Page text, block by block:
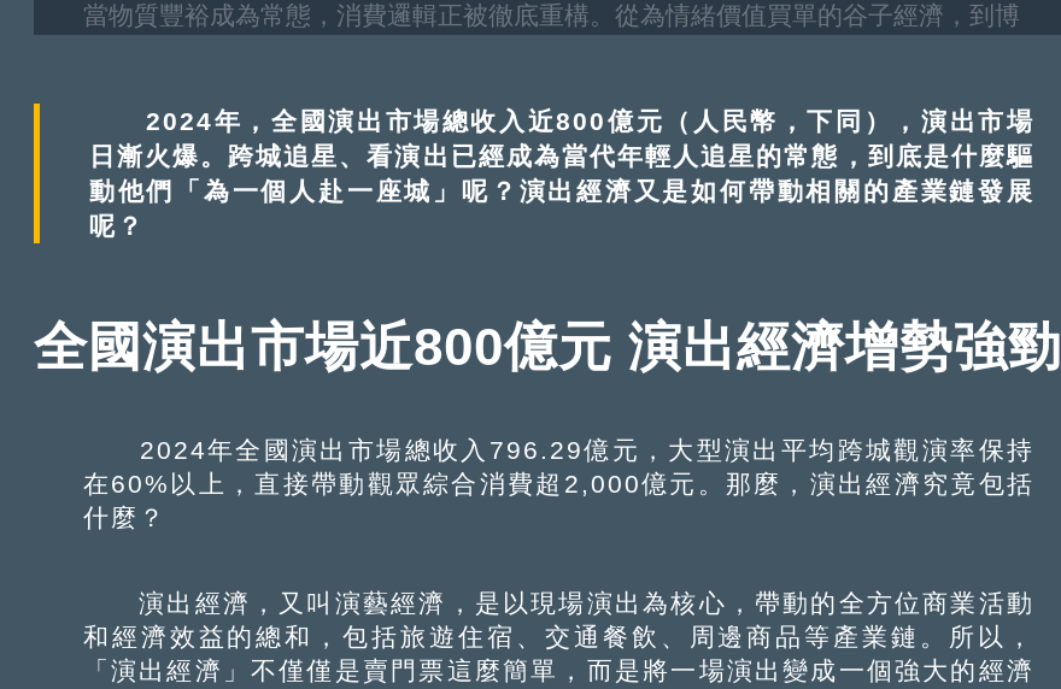
當物質豐裕成為常態，消費邏輯正被徹底重構。從為情緒價值買單的谷子經濟，到博
正重新定義這個時代的消費風景。
2024年，全國演出市場總收入近800億元（人民幣，下同），演出市場
日漸火爆。跨城追星、看演出已經成為當代年輕人追星的常態，到底是什麼驅
動他們「為一個人赴一座城」呢？演出經濟又是如何帶動相關的產業鏈發展
呢？
全國演出市場近800億元 演出經濟增勢強勁
2024年全國演出市場總收入796.29億元，大型演出平均跨城觀演率保持
在60%以上，直接帶動觀眾綜合消費超2,000億元。那麼，演出經濟究竟包括
什麼？
演出經濟，又叫演藝經濟，是以現場演出為核心，帶動的全方位商業活動
和經濟效益的總和，包括旅遊住宿、交通餐飲、周邊商品等產業鏈。所以，
「演出經濟」不僅僅是賣門票這麼簡單，而是將一場演出變成一個強大的經濟